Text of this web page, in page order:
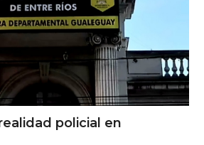
policial en